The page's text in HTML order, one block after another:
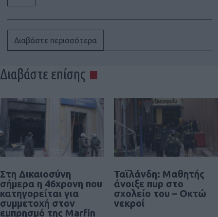
Διαβάστε περισσότερα
Διαβάστε επίσης
Στη Δικαιοσύνη
σήμερα η 46χρονη που
κατηγορείται για
συμμετοχή στον
εμπρησμό της Marfin
Ταϊλάνδη: Μαθητής
άνοιξε πυρ στο
σχολείο του – Οκτώ
νεκροί